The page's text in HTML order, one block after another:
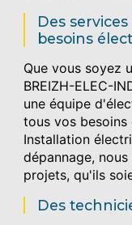
Des
besoins
Que vous soyez
BREIZH-ELEC-
une équipe
tous vos
Installation
dépannage,
projets, qu'ils
Des